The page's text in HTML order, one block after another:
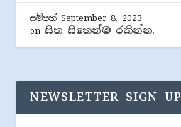
සම්පත් September 8, 2023
onසිත සිතෙන්ම රකින්න.
NEWSLETTER SIGN UP